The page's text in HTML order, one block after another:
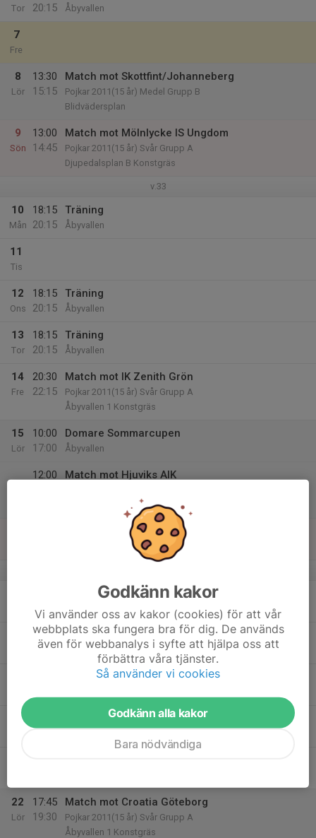
Tor
20:15
Åbyvallen
7
Fre
8
Lör
13:30
15:15
Match mot Skottfint/Johanneberg
Pojkar 2011(15 år) Medel Grupp B
Blidvädersplan
9
Sön
13:00
14:45
Match mot Mölnlycke IS Ungdom
Pojkar 2011(15 år) Svår Grupp A
Djupedalsplan B Konstgräs
v.33
10
Mån
18:15
20:15
Träning
Åbyvallen
11
Tis
12
Ons
18:15
20:15
Träning
Åbyvallen
13
Tor
18:15
20:15
Träning
Åbyvallen
14
Fre
20:30
22:15
Match mot IK Zenith Grön
Pojkar 2011(15 år) Svår Grupp A
Åbyvallen 1 Konstgräs
15
Lör
10:00
17:00
Domare Sommarcupen
Åbyvallen
12:00
Match mot Hjuviks AIK
Domare Sommarcupen
20:15
Träning
Åbyvallen
Träning
20
22
Lör
17:45
19:30
Match mot Croatia Göteborg
Pojkar 2011(15 år) Svår Grupp A
Åbyvallen 1 Konstgräs
Godkänn kakor
Vi använder oss av kakor (cookies) för att vår
webbplats ska fungera bra för dig. De används
även för webbanalys i syfte att hjälpa oss att
förbättra våra tjänster.
Så använder vi cookies
Godkänn alla kakor
Bara nödvändiga